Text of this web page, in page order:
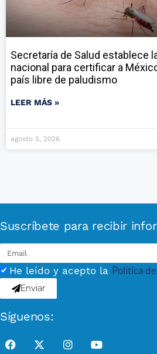
Secretaría de Salud establece
nacional para certificar a
país libre de paludismo
LEER MÁS »
agosto 5, 2026
Suscríbete para recibir
He leído y acepto la Política
Enviar
Síguenos: